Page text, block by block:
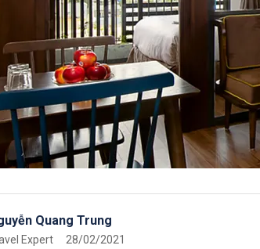
Quang Trung
Expert 28/02/2021